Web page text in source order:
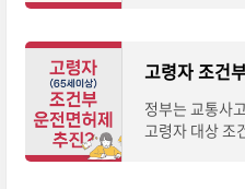
정부는 교통사
고령자 대상 조